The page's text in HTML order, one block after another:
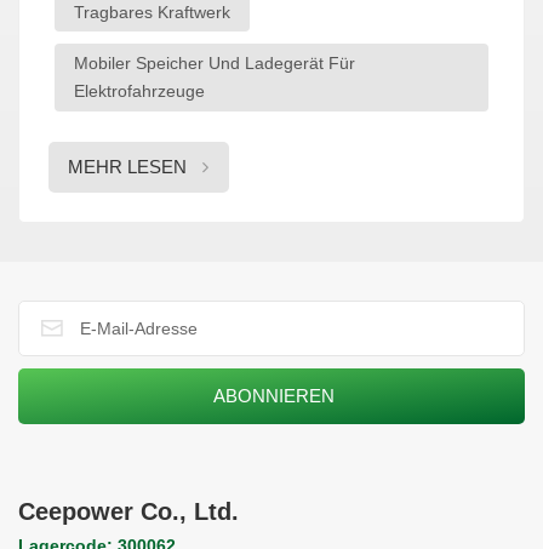
Terrassen. Es umfasst Solarmodule, Mikrowechselrichter und
einen intelligenten Lithium-Akku. Das System speichert
tagsüber überschüssigen Solarstrom für die Nutzung in der
Nacht und bietet so eine kostengünstige, sichere und flexible
beliebt in Europa und Afrika.Haushalts-AC-
MikrospeicherserieDC-Mikronetzsystem für Wohngebäude
Energiespeichersysteme integrieren und ermöglichen so echte
Flexibilität auch außerhalb des Stromnetzes. Dank ihres
einfachen Mobilität stießen sie auf der Messe auf großes
Interesse. Ebenfalls vorgestellt wurde Ceepowers neues DC-
reduziert und so die Gesamteffizienz steigert.Tragbare
Outdoor-Kraftwerkserie von StorcubeTragbares Storcube DC-
Tragbares Kraftwerk
Mobiler Speicher Und Ladegerät Für
Elektrofahrzeuge
MEHR LESEN
Ceepower Co., Ltd.